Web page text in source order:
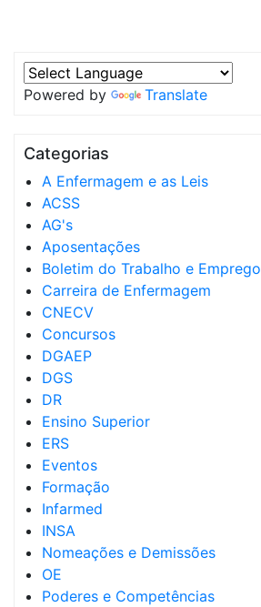
Powered by Translate
Categorias
A Enfermagem e as Leis
ACSS
AG's
Aposentações
Boletim do Trabalho e Emprego
Carreira de Enfermagem
CNECV
Concursos
DGAEP
DGS
DR
Ensino Superior
ERS
Eventos
Formação
Infarmed
INSA
Nomeações e Demissões
OE
Poderes e Competências